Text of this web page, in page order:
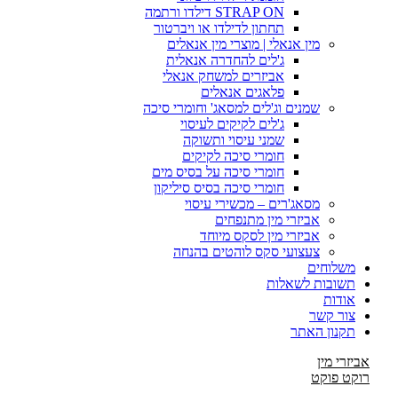
STRAP ON דילדו ורתמה
תחתון לדילדו או ויברטור
מין אנאלי | מוצרי מין אנאלים
ג'לים להחדרה אנאלית
אביזרים למשחק אנאלי
פלאגים אנאלים
שמנים וג'לים למסאג' וחומרי סיכה
ג'לים לקיקים לעיסוי
שמני עיסוי ותשוקה
חומרי סיכה לקיקים
חומרי סיכה על בסיס מים
חומרי סיכה בסיס סיליקון
מסאג'רים – מכשירי עיסוי
אביזרי מין מתנפחים
אביזרי מין לסקס מיוחד
צעצועי סקס לוהטים בהנחה
משלוחים
תשובות לשאלות
אודות
צור קשר
תקנון האתר
אביזרי מין
רוקט פוקט